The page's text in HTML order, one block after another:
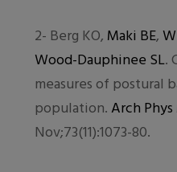
2- Berg KO, Maki BE,
Wood-Dauphinee SL.
measures of postural
population.Arch
Nov;73(11):1073-80.